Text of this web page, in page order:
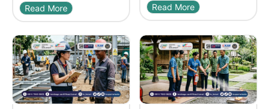
Read More
Read More